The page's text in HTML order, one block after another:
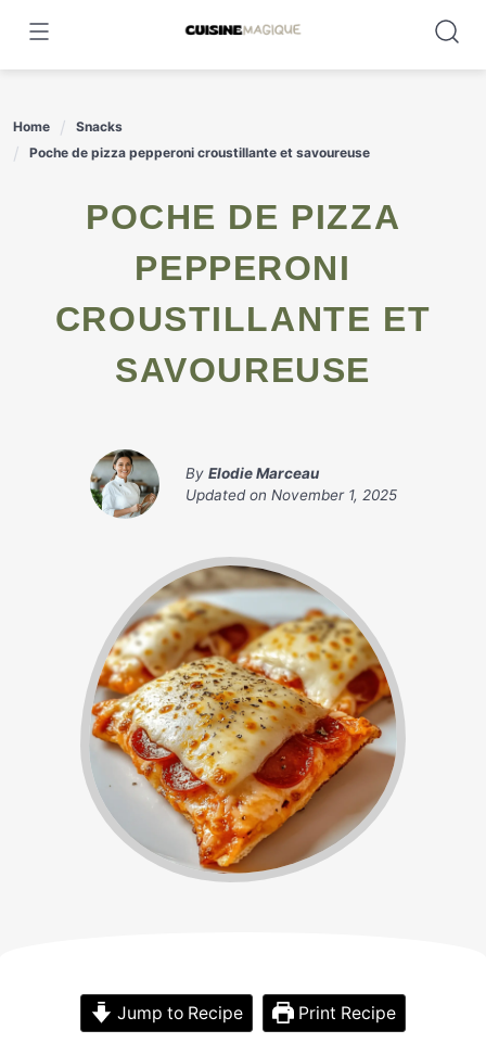
content
Home
Snacks
Poche de pizza pepperoni croustillante et savoureuse
POCHE DE PIZZA
PEPPERONI
CROUSTILLANTE ET
SAVOUREUSE
By Elodie Marceau
Updated on November 1, 2025
Jump to Recipe Print Recipe